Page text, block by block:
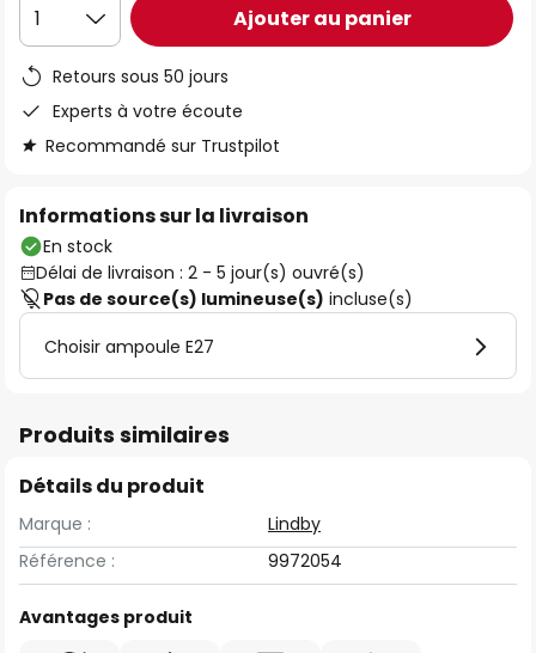
1 Ajouter au panier
Retours sous 50 jours
Experts à votre écoute
Recommandé sur Trustpilot
Informations sur la livraison
En stock
Délai de livraison : 2 - 5 jour(s) ouvré(s)
Pas de source(s) lumineuse(s) incluse(s)
Choisir ampoule E27
Produits similaires
Détails du produit
Marque :
Lindby
Référence :
9972054
Avantages produit